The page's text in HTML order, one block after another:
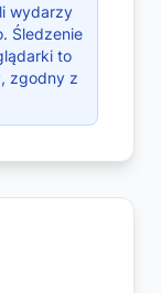
wydarzy
Śledzenie
to
zgodny z